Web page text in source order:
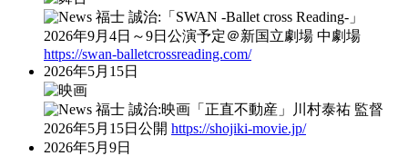
福士 誠治:「SWAN ‐Ballet cross Reading-」
2026年9月4日～9日公演予定＠新国立劇場 中劇場
https://swan-balletcrossreading.com/
2026年5月15日
福士 誠治:映画「正直不動産」川村泰祐 監督
2026年5月15日公開 https://shojiki-movie.jp/
2026年5月9日